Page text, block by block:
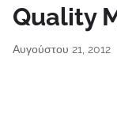
Quality
Αυγούστου 21, 2012